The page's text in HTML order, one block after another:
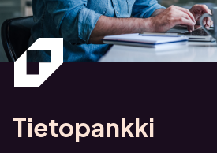
Tietopankki